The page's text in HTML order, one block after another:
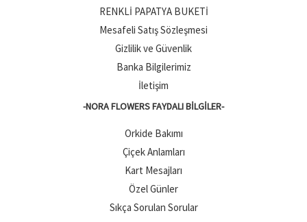
RENKLİ PAPATYA BUKETİ
Mesafeli Satış Sözleşmesi
Gizlilik ve Güvenlik
Banka Bilgilerimiz
İletişim
-NORA FLOWERS FAYDALI BILGILER-
Orkide Bakımı
Çiçek Anlamları
Kart Mesajları
Özel Günler
Sıkça Sorulan Sorular